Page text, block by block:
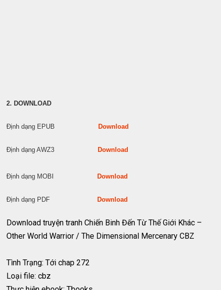
2. DOWNLOAD
Định dạng EPUBDownload
Định dạng AWZ3Download
Định dạng MOBIDownload
Định dạng PDFDownload
Download truyện tranh Chiến Binh Đến Từ Thế Giới Khác –
Other World Warrior / The Dimensional Mercenary CBZ
Tình Trạng: Tới chap 272
Loại file: cbz